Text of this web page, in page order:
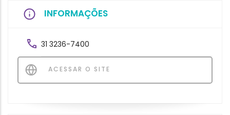
INFORMAÇÕES
31 3236-7400
ACESSAR O SITE